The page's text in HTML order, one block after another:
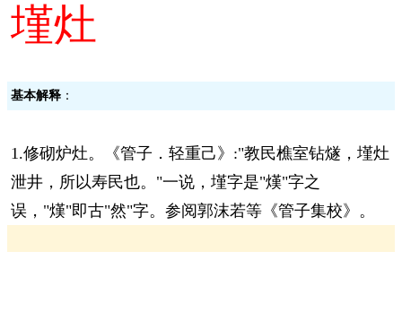
墐灶
基本解释 ：
1.修砌炉灶。《管子．轻重己》:"教民樵室钻燧，墐灶
泄井，所以寿民也。"一说，墐字是"熯"字之
误，"熯"即古"然"字。参阅郭沫若等《管子集校》。